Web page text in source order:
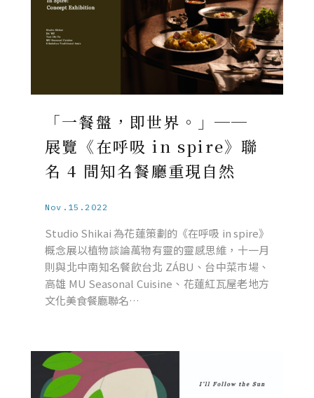
「一餐盤，即世界。」──
展覽《在呼吸 in spire》聯
名 4 間知名餐廳重現自然
Nov.15.2022
Studio Shikai 為花蓮策劃的《在呼吸 in spire》
概念展以植物談論萬物有靈的靈感思維，十一月
則與北中南知名餐飲台北 ZÁBU、台中菜市場、
高雄 MU Seasonal Cuisine、花蓮紅瓦屋老地方
文化美食餐廳聯名…